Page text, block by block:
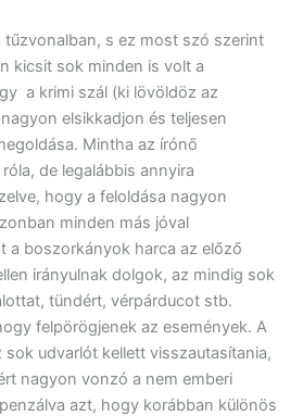
tűzvonalban, s ez most szó szerint
kicsit sok minden is volt a
a krimi szál (ki lövöldöz az
elsikkadjon és teljesen
Mintha az írónő
de legalábbis annyira
hogy a feloldása nagyon
minden más jóval
a boszorkányok harca az előző
irányulnak dolgok, az mindig sok
tündért, vérpárducot stb.
felpörögjenek az események. A
udvarlót kellett visszautasítania,
nagyon vonzó a nem emberi
azt, hogy korábban különös